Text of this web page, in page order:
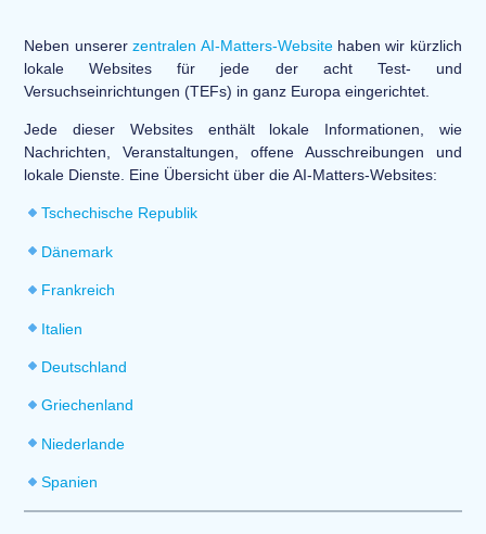
Neben unsererzentralen AI-Matters-Websitehaben wir kürzlich
lokale Websites für jede der acht Test- und
Versuchseinrichtungen (TEFs) in ganz Europa eingerichtet.
Jede dieser Websites enthält lokale Informationen, wie
Nachrichten, Veranstaltungen, offene Ausschreibungen und
lokale Dienste. Eine Übersicht über die AI-Matters-Websites:
Tschechische Republik
Dänemark
Frankreich
Italien
Deutschland
Griechenland
Niederlande
Spanien